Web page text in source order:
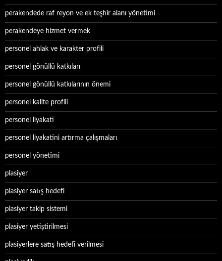
perakendede raf reyon ve ek teşhir alanı yönetimi
perakendeye hizmet vermek
personel ahlak ve karakter profili
personel gönüllü katkıları
personel gönüllü katkılarının önemi
personel kalite profili
personel liyakati
personel liyakatini artırma çalışmaları
personel yönetimi
plasiyer
plasiyer satış hedefi
plasiyer takip sistemi
plasiyer yetiştirilmesi
plasiyerlere satış hedefi verilmesi